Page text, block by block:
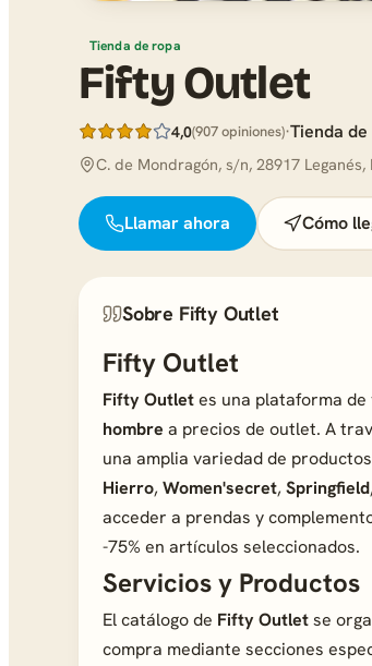
Tienda de ropa
Fifty Outlet
4,0(907 opiniones)·Tienda
C. de Mondragón, s/n, 28917
Llamar ahora Cómo
Sobre Fifty Outlet
Fifty Outlet
Fifty Outletes una plataforma
hombre a precios de outlet. A
una amplia variedad de
Hierro,Women'secret,Springfield
acceder a prendas y
-75% en artículos seleccionados.
Servicios y Productos
El catálogo de Fifty Outletse
compra mediante secciones